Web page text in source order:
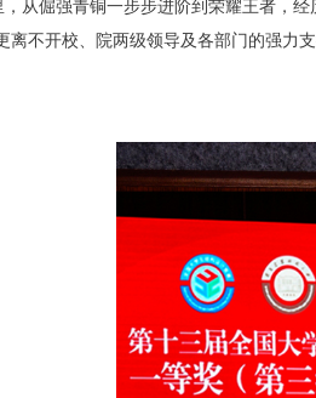
从倔强青铜一步步进阶到荣耀王者，
不开校、院两级领导及各部门的强力支